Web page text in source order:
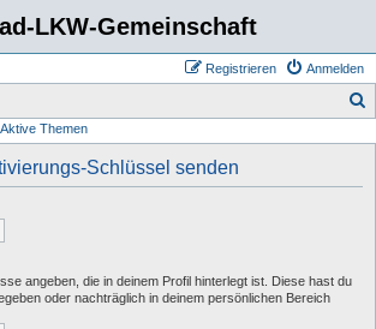
LKW-Gemeinschaft
Anmelden
Registrieren
Aktive Themen
Schlüssel senden
angeben, die in deinem Profil hinterlegt ist. Diese hast du
oder nachträglich in deinem persönlichen Bereich